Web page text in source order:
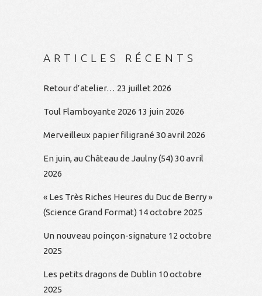
ARTICLES RÉCENTS
Retour d’atelier… 23 juillet 2026
Toul Flamboyante 2026 13 juin 2026
Merveilleux papier filigrané 30 avril 2026
En juin, au Château de Jaulny (54)30 avril
2026
« Les Très Riches Heures du Duc de Berry »
(Science Grand Format) 14 octobre 2025
Un nouveau poinçon-signature 12 octobre
2025
Les petits dragons de Dublin 10 octobre
2025